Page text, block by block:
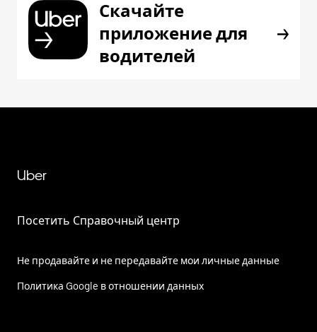
Скачайте
приложение для
водителей
Uber
Посетить Справочный центр
Не продавайте и не передавайте мои личные данные
Политика Google в отношении данных